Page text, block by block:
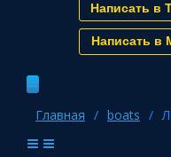
Написать в
Написать в
Главная / boats /